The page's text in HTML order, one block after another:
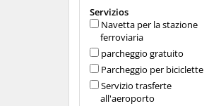
Servizios
Navetta per la stazione
ferroviaria
parcheggio gratuito
Parcheggio per biciclette
Servizio trasferte
all'aeroporto